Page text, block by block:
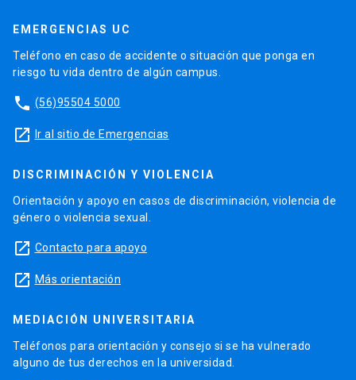
EMERGENCIAS UC
Teléfono en caso de accidente o situación que ponga en
riesgo tu vida dentro de algún campus.
phone (56)95504 5000
launch Ir al sitio de Emergencias
DISCRIMINACIÓN Y VIOLENCIA
Orientación y apoyo en casos de discriminación, violencia de
género o violencia sexual.
launch Contacto para apoyo
launch Más orientación
MEDIACIÓN UNIVERSITARIA
Teléfonos para orientación y consejo si se ha vulnerado
alguno de tus derechos en la universidad.